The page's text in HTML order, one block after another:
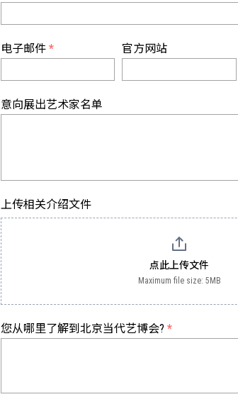
电子邮件 * 官方网站
意向展出艺术家名单
上传相关介绍文件
点此上传文件
Maximum file size: 5MB
您从哪里了解到北京当代艺博会? *